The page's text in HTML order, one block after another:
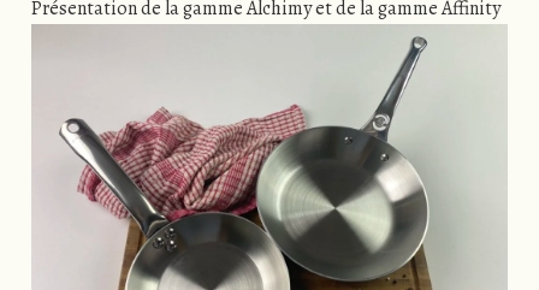
Présentation de la gamme Alchimy et de la gamme Affinity